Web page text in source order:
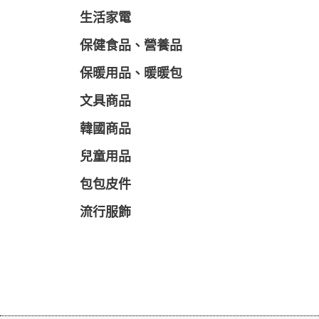
生活家電
保健食品、營養品
保暖用品、暖暖包
文具商品
韓國商品
兒童用品
包包皮件
流行服飾